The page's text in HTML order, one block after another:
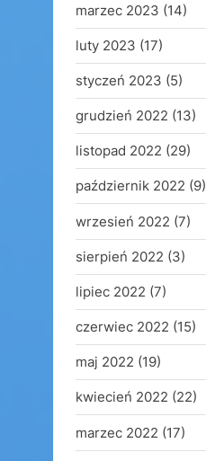
marzec 2023 (14)
luty 2023 (17)
styczeń 2023 (5)
grudzień 2022 (13)
listopad 2022 (29)
październik 2022 (9)
wrzesień 2022 (7)
sierpień 2022 (3)
lipiec 2022 (7)
czerwiec 2022 (15)
maj 2022 (19)
kwiecień 2022 (22)
marzec 2022 (17)